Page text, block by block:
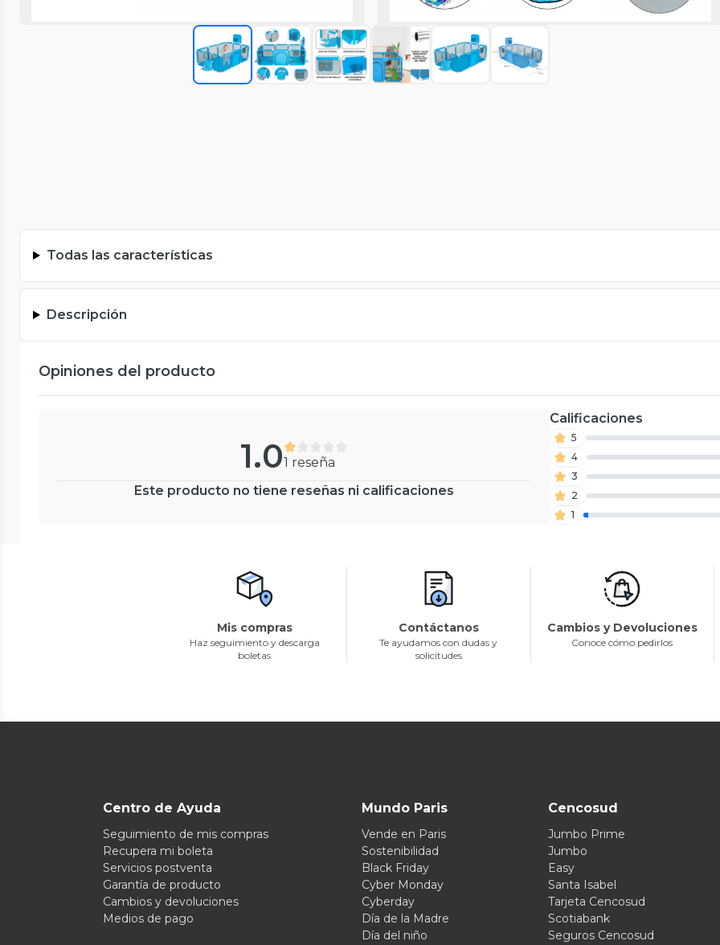
Todas las características
Descripción
Opiniones del producto
1.01 reseña
Este producto no tiene reseñas ni calificaciones
Calificaciones
5
4
3
2
1
Mis compras
Haz seguimiento y descarga
boletas
Contáctanos
Te ayudamos con dudas y
solicitudes
Cambios y Devoluciones
Conoce cómo pedirlos
Centro de Ayuda
Seguimiento de mis compras
Recupera mi boleta
Servicios postventa
Garantía de producto
Cambios y devoluciones
Medios de pago
Mundo Paris
Vende en Paris
Sostenibilidad
Black Friday
Cyber Monday
Cyberday
Día de la Madre
Día del niño
Cencosud
Jumbo Prime
Jumbo
Easy
Santa Isabel
Tarjeta Cencosud
Scotiabank
Seguros Cencosud